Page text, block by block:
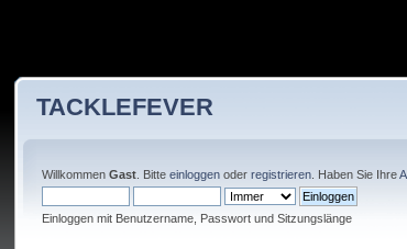
TACKLEFEVER
WillkommenGast . Bitteeinloggen oderregistrieren . Haben Sie Ihre
Einloggen mit Benutzername, Passwort und Sitzungslänge